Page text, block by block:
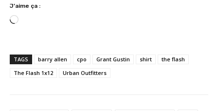
J’aime ça :
C
r
g
e
TAGS barry allen cpo Grant Gustin shirt
the flash
The Flash 1x12
Urban Outfitters